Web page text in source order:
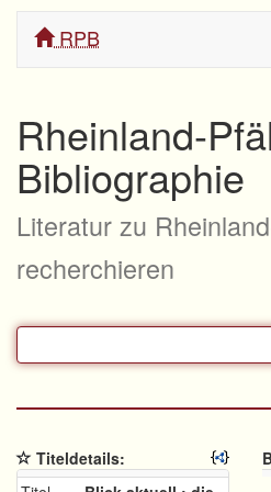
RPB
Rheinland-
Bibliographie
Literatur zu
recherchieren
Titeldetails: